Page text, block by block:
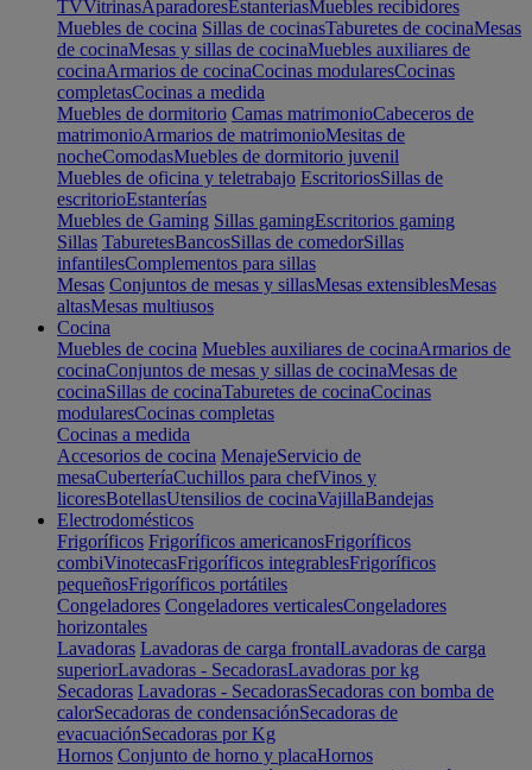
TVVitrinasAparadoresEstanteriasMuebles recibidores
Muebles de cocina Sillas de cocinasTaburetes de cocinaMesas
de cocinaMesas y sillas de cocinaMuebles auxiliares de
cocinaArmarios de cocinaCocinas modularesCocinas
completasCocinas a medida
Muebles de dormitorio Camas matrimonioCabeceros de
matrimonioArmarios de matrimonioMesitas de
nocheComodasMuebles de dormitorio juvenil
Muebles de oficina y teletrabajo EscritoriosSillas de
escritorioEstanterías
Muebles de Gaming Sillas gamingEscritorios gaming
Sillas TaburetesBancosSillas de comedorSillas
infantilesComplementos para sillas
Mesas Conjuntos de mesas y sillasMesas extensiblesMesas
altasMesas multiusos
Cocina
Muebles de cocina Muebles auxiliares de cocinaArmarios de
cocinaConjuntos de mesas y sillas de cocinaMesas de
cocinaSillas de cocinaTaburetes de cocinaCocinas
modularesCocinas completas
Cocinas a medida
Accesorios de cocina MenajeServicio de
mesaCuberteríaCuchillos para chefVinos y
licoresBotellasUtensilios de cocinaVajillaBandejas
Electrodomésticos
Frigoríficos Frigoríficos americanosFrigoríficos
combiVinotecasFrigoríficos integrablesFrigoríficos
pequeñosFrigoríficos portátiles
Congeladores Congeladores verticalesCongeladores
horizontales
Lavadoras Lavadoras de carga frontalLavadoras de carga
superiorLavadoras - SecadorasLavadoras por kg
Secadoras Lavadoras - SecadorasSecadoras con bomba de
calorSecadoras de condensaciónSecadoras de
evacuaciónSecadoras por Kg
Hornos Conjunto de horno y placaHornos